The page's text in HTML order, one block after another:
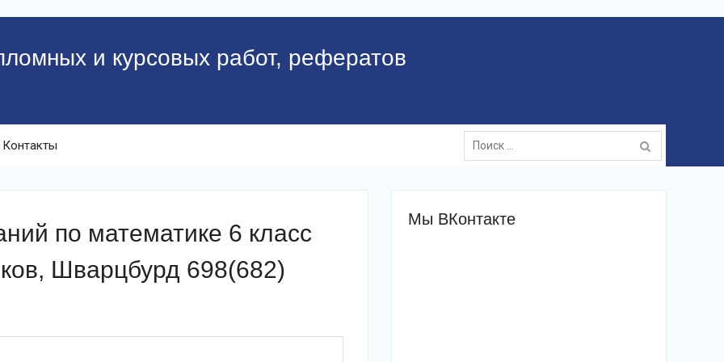
и курсовых работ, рефератов
Контакты
Поиск:
по математике 6 класс
Шварцбурд 698(682)
Мы ВКонтакте